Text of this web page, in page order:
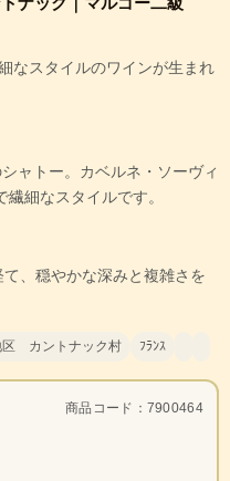
なスタイルのワインが生まれ
ャトー。カベルネ・ソーヴィ
細なスタイルです。
、穏やかな深みと複雑さを
カントナック村 ﾌﾗﾝｽ
商品コード：7900464